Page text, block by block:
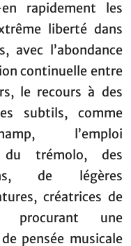
en rapidement les
liberté dans
avec l’abondance
continuelle entre
le recours à des
subtils, comme
l’emploi
du trémolo, des
de légères
créatrices de
procurant une
pensée musicale